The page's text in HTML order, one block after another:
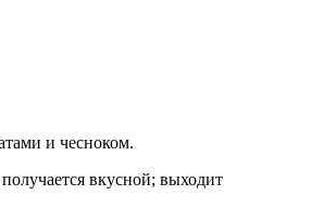
и чесноком.
вкусной; выходит